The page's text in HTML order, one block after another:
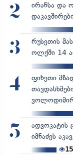
2
ირანსა და
3
რუსეთის
ოლქში 14
4
ფინეთი
5
ადვოკატის
იმნაძეს